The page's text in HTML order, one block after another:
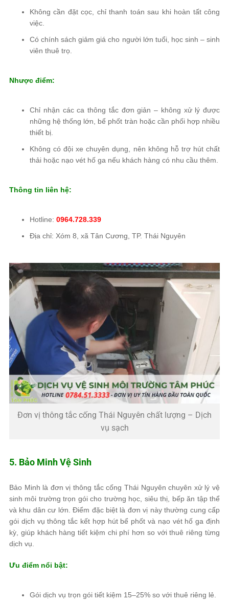
Không cần đặt cọc, chỉ thanh toán sau khi hoàn tất công
việc.
Có chính sách giảm giá cho người lớn tuổi, học sinh – sinh
viên thuê trọ.
Nhược điểm:
Chỉ nhận các ca thông tắc đơn giản – không xử lý được
những hệ thống lớn, bể phốt tràn hoặc cần phối hợp nhiều
thiết bị.
Không có đội xe chuyên dụng, nên không hỗ trợ hút chất
thải hoặc nạo vét hố ga nếu khách hàng có nhu cầu thêm.
Thông tin liên hệ:
Hotline: 0964.728.339
Địa chỉ: Xóm 8, xã Tân Cương, TP. Thái Nguyên
Đơn vị thông tắc cống Thái Nguyên chất lượng – Dịch
vụ sạch
5. Bảo Minh Vệ Sinh
Bảo Minh là đơn vị thông tắc cống Thái Nguyên chuyên xử lý vệ
sinh môi trường trọn gói cho trường học, siêu thị, bếp ăn tập thể
và khu dân cư lớn. Điểm đặc biệt là đơn vị này thường cung cấp
gói dịch vụ thông tắc kết hợp hút bể phốt và nạo vét hố ga định
kỳ, giúp khách hàng tiết kiệm chi phí hơn so với thuê riêng từng
dịch vụ.
Ưu điểm nổi bật:
Gói dịch vụ trọn gói tiết kiệm 15–25% so với thuê riêng lẻ.